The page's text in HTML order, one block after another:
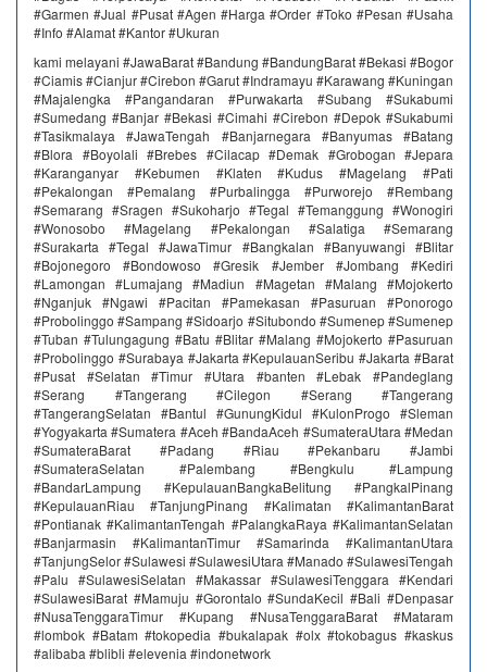
#Garmen #Jual #Pusat #Agen #Harga #Order #Toko #Pesan #Usaha
#Info #Alamat #Kantor #Ukuran
kami melayani #JawaBarat #Bandung #BandungBarat #Bekasi #Bogor
#Ciamis #Cianjur #Cirebon #Garut #Indramayu #Karawang #Kuningan
#Majalengka #Pangandaran #Purwakarta #Subang #Sukabumi
#Sumedang #Banjar #Bekasi #Cimahi #Cirebon #Depok #Sukabumi
#Tasikmalaya #JawaTengah #Banjarnegara #Banyumas #Batang
#Blora #Boyolali #Brebes #Cilacap #Demak #Grobogan #Jepara
#Karanganyar #Kebumen #Klaten #Kudus #Magelang #Pati
#Pekalongan #Pemalang #Purbalingga #Purworejo #Rembang
#Semarang #Sragen #Sukoharjo #Tegal #Temanggung #Wonogiri
#Wonosobo #Magelang #Pekalongan #Salatiga #Semarang
#Surakarta #Tegal #JawaTimur #Bangkalan #Banyuwangi #Blitar
#Bojonegoro #Bondowoso #Gresik #Jember #Jombang #Kediri
#Lamongan #Lumajang #Madiun #Magetan #Malang #Mojokerto
#Nganjuk #Ngawi #Pacitan #Pamekasan #Pasuruan #Ponorogo
#Probolinggo #Sampang #Sidoarjo #Situbondo #Sumenep #Sumenep
#Tuban #Tulungagung #Batu #Blitar #Malang #Mojokerto #Pasuruan
#Probolinggo #Surabaya #Jakarta #KepulauanSeribu #Jakarta #Barat
#Pusat #Selatan #Timur #Utara #banten #Lebak #Pandeglang
#Serang #Tangerang #Cilegon #Serang #Tangerang
#TangerangSelatan #Bantul #GunungKidul #KulonProgo #Sleman
#Yogyakarta #Sumatera #Aceh #BandaAceh #SumateraUtara #Medan
#SumateraBarat #Padang #Riau #Pekanbaru #Jambi
#SumateraSelatan #Palembang #Bengkulu #Lampung
#BandarLampung #KepulauanBangkaBelitung #PangkalPinang
#KepulauanRiau #TanjungPinang #Kalimatan #KalimantanBarat
#Pontianak #KalimantanTengah #PalangkaRaya #KalimantanSelatan
#Banjarmasin #KalimantanTimur #Samarinda #KalimantanUtara
#TanjungSelor #Sulawesi #SulawesiUtara #Manado #SulawesiTengah
#Palu #SulawesiSelatan #Makassar #SulawesiTenggara #Kendari
#SulawesiBarat #Mamuju #Gorontalo #SundaKecil #Bali #Denpasar
#NusaTenggaraTimur #Kupang #NusaTenggaraBarat #Mataram
#lombok #Batam #tokopedia #bukalapak #olx #tokobagus #kaskus
#alibaba #blibli #elevenia #indonetwork